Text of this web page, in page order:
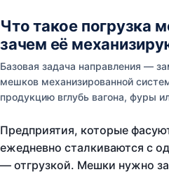
Что такое погрузка
зачем её
Базовая задача направления —
мешков механизированной
продукцию вглубь вагона, фуры
Предприятия, которые
ежедневно сталкиваются с
— отгрузкой. Мешки нужно